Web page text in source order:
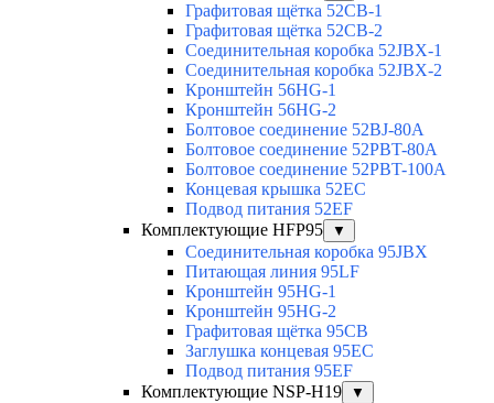
Графитовая щётка 52CB-1
Графитовая щётка 52CB-2
Соединительная коробка 52JBX-1
Соединительная коробка 52JBX-2
Кронштейн 56HG-1
Кронштейн 56HG-2
Болтовое соединение 52BJ-80A
Болтовое соединение 52PBT-80A
Болтовое соединение 52PBT-100A
Концевая крышка 52EC
Подвод питания 52EF
Комплектующие HFP95
▼
Соединительная коробка 95JBX
Питающая линия 95LF
Кронштейн 95HG-1
Кронштейн 95HG-2
Графитовая щётка 95CB
Заглушка концевая 95EC
Подвод питания 95EF
Комплектующие NSP-H19
▼